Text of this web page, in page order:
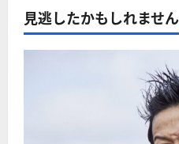
見逃したかもしれません